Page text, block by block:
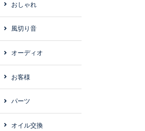
おしゃれ
風切り音
オーディオ
お客様
パーツ
オイル交換